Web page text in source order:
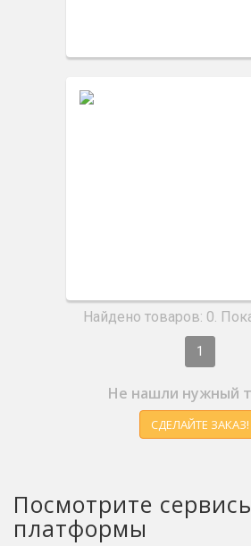
Найдено товаров: 0.
1
Не нашли нужный
СДЕЛАЙТЕ ЗАКАЗ!
Посмотрите
платформы